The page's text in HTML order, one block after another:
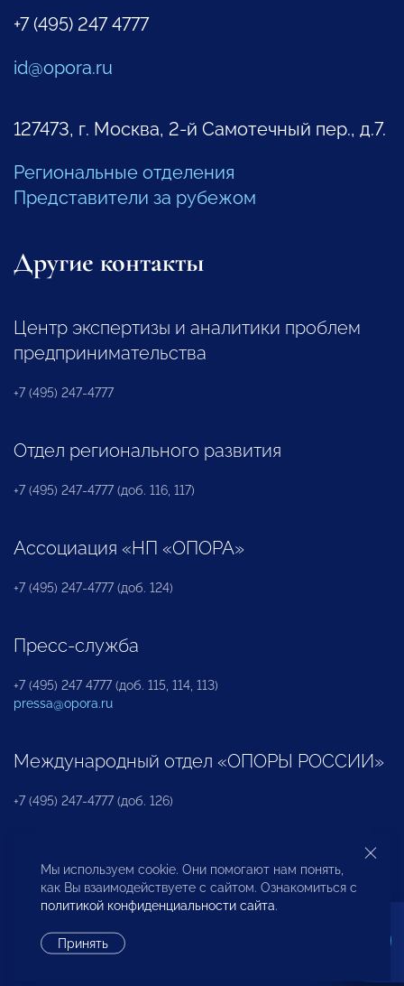
+7 (495) 247 4777
id@opora.ru
127473, г. Москва, 2-й Самотечный пер., д.7.
Региональные отделения
Представители за рубежом
Другие контакты
Центр экспертизы и аналитики проблем
предпринимательства
+7 (495) 247-4777
Отдел регионального развития
+7 (495) 247-4777 (доб. 116, 117)
Ассоциация «НП «ОПОРА»
+7 (495) 247-4777 (доб. 124)
Пресс-служба
+7 (495) 247 4777 (доб. 115, 114, 113)
pressa@opora.ru
Международный отдел «ОПОРЫ РОССИИ»
+7 (495) 247-4777 (доб. 126)
Бюро по защите прав предпринимателей и
инвесторов
Мы используем cookie. Они помогают нам понять,
как Вы взаимодействуете с сайтом. Ознакомиться с
политикой конфиденциальности сайта.
Принять